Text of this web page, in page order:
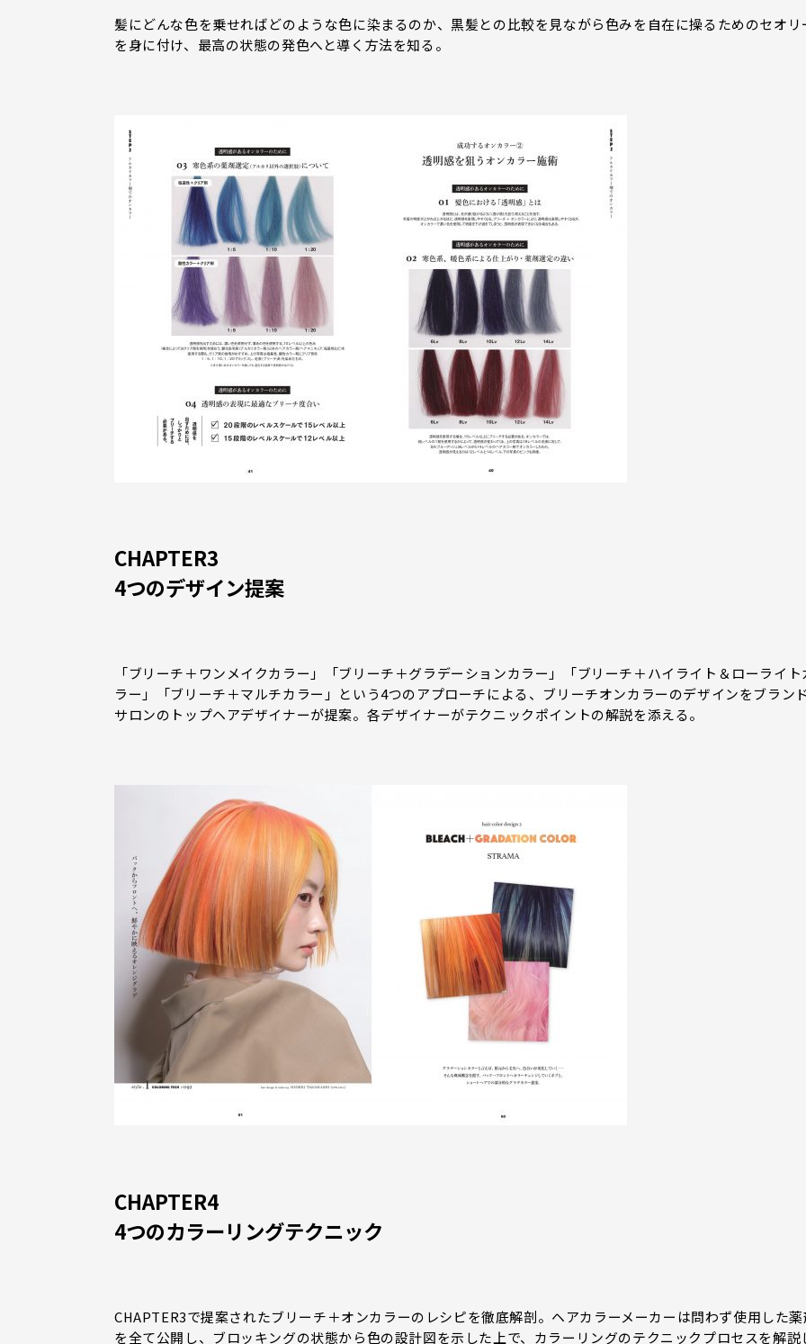
髪にどんな色を乗せればどのような色に染まるのか、黒髪との比較を見ながら色みを自在に操るためのセオリ
を身に付け、最高の状態の発色へと導く方法を知る。
CHAPTER3
4つのデザイン提案
「ブリーチ＋ワンメイクカラー」「ブリーチ＋グラデーションカラー」「ブリーチ＋ハイライト＆ローライト
ラー」「ブリーチ＋マルチカラー」という4つのアプローチによる、ブリーチオンカラーのデザインをブラン
サロンのトップヘアデザイナーが提案。各デザイナーがテクニックポイントの解説を添える。
CHAPTER4
4つのカラーリングテクニック
CHAPTER3で提案されたブリーチ＋オンカラーのレシピを徹底解剖。ヘアカラーメーカーは問わず使用した
を全て公開し、ブロッキングの状態から色の設計図を示した上で、カラーリングのテクニックプロセスを解説